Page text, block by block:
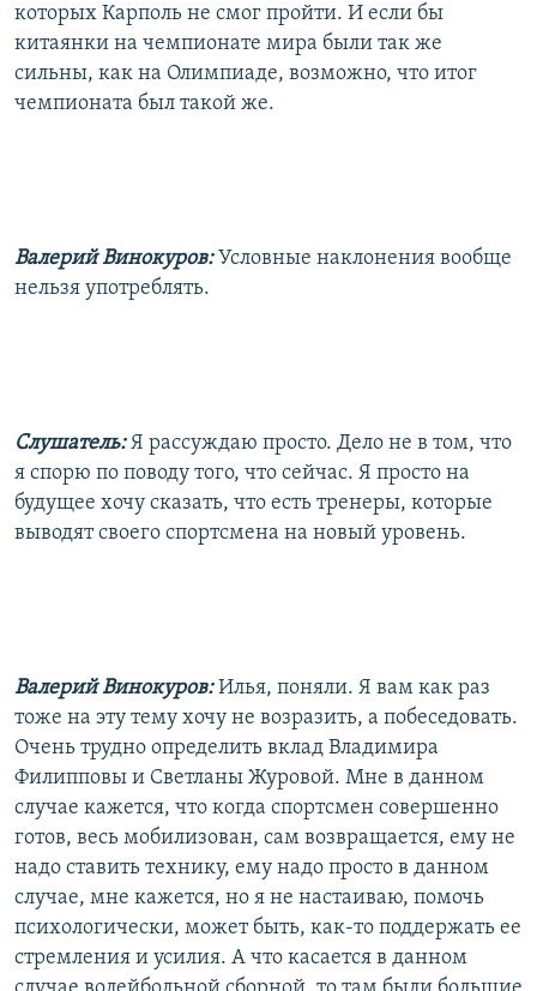
которых Карполь не смог пройти. И если бы
китаянки на чемпионате мира были так же
сильны, как на Олимпиаде, возможно, что итог
чемпионата был такой же.
Валерий Винокуров: Условные наклонения вообще
нельзя употреблять.
Слушатель: Я рассуждаю просто. Дело не в том, что
я спорю по поводу того, что сейчас. Я просто на
будущее хочу сказать, что есть тренеры, которые
выводят своего спортсмена на новый уровень.
Валерий Винокуров: Илья, поняли. Я вам как раз
тоже на эту тему хочу не возразить, а побеседовать.
Очень трудно определить вклад Владимира
Филипповы и Светланы Журовой. Мне в данном
случае кажется, что когда спортсмен совершенно
готов, весь мобилизован, сам возвращается, ему не
надо ставить технику, ему надо просто в данном
случае, мне кажется, но я не настаиваю, помочь
психологически, может быть, как-то поддержать ее
стремления и усилия. А что касается в данном